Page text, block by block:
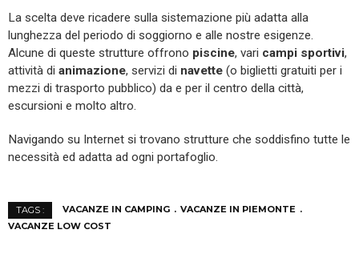
La scelta deve ricadere sulla sistemazione più adatta alla
lunghezza del periodo di soggiorno e alle nostre esigenze.
Alcune di queste strutture offrono piscine, vari campi sportivi,
attività di animazione, servizi di navette (o biglietti gratuiti per i
mezzi di trasporto pubblico) da e per il centro della città,
escursioni e molto altro.
Navigando su Internet si trovano strutture che soddisfino tutte le
necessità ed adatta ad ogni portafoglio.
TAGS : VACANZE IN CAMPING
VACANZE IN PIEMONTE
VACANZE LOW COST